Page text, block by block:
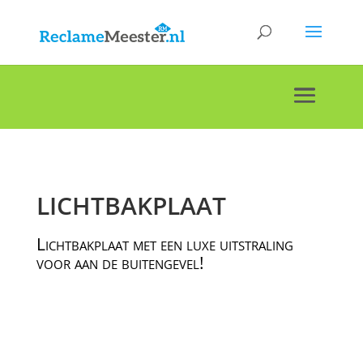
LICHTBAKPLAAT
Lichtbakplaat met een luxe uitstraling
voor aan de buitengevel!